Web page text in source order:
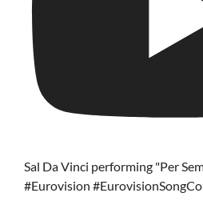
Sal Da Vinci performing "Per
#Eurovision